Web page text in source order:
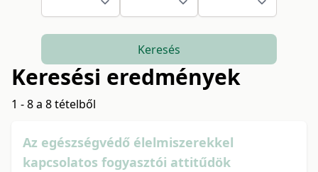
Keresés
Keresési eredmények
1 - 8 a 8 tételből
Az egészségvédő élelmiszerekkel
kapcsolatos fogyasztói attitűdök